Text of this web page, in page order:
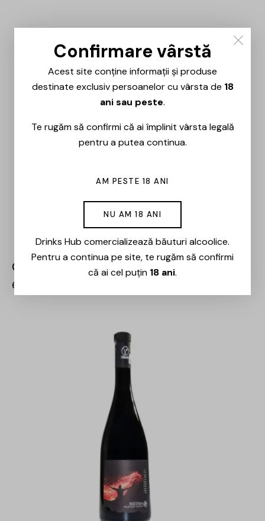
Crama Histria – Ammos Rose – 0.75L
60,00
Confirmare vârstă
Acest site conține informații și produse
destinate exclusiv persoanelor cu vârsta de 18
ani sau peste.
Te rugăm să confirmi că ai împlinit vârsta legală
pentru a putea continua.
AM PESTE 18 ANI
NU AM 18 ANI
Drinks Hub comercializează băuturi alcoolice.
Pentru a continua pe site, te rugăm să confirmi
că ai cel puțin 18 ani.